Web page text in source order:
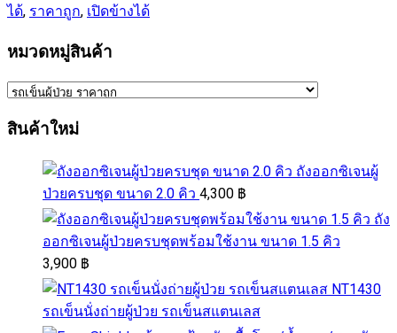
ได้, ราคาถูก, เปิดข้างได้
หมวดหมู่สินค้า
สินค้าใหม่
ถังออกซิเจนผู้
ป่วยครบชุด ขนาด 2.0 คิว 4,300 ฿
ถัง
ออกซิเจนผู้ป่วยครบชุดพร้อมใช้งาน ขนาด 1.5 คิว
3,900 ฿
NT1430
รถเข็นนั่งถ่ายผู้ป่วย รถเข็นสแตนเลส